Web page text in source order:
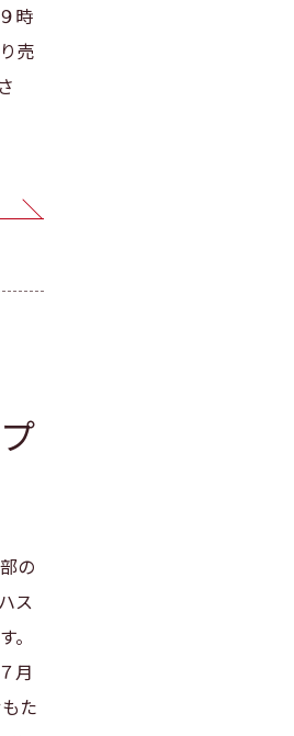
時
売
の
ス
。
月
た